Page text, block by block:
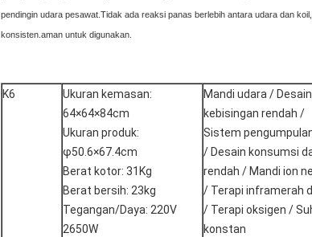
pendingin udara pesawat.Tidak ada reaksi panas berlebih antara udara dan
konsisten.aman untuk digunakan.
K6
Ukuran kemasan:
64×64×84cm
Ukuran produk:
φ50.6×67.4cm
Berat kotor: 31Kg
Berat bersih: 23kg
Tegangan/Daya: 220V
2650W
Mandi udara / Desain
kebisingan rendah /
Sistem
/ Desain konsumsi
rendah / Mandi ion
/ Terapi inframerah
/ Terapi oksigen /
konstan